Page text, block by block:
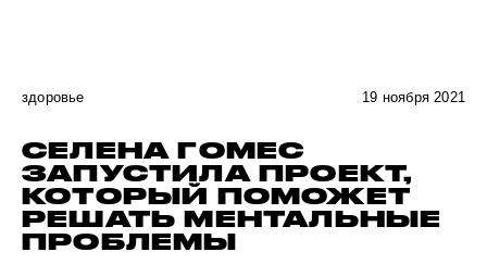
здоровье 19 ноября 2021
СЕЛЕНА ГОМЕС
ЗАПУСТИЛА ПРОЕКТ,
КОТОРЫЙ ПОМОЖЕТ
РЕШАТЬ МЕНТАЛЬНЫЕ
ПРОБЛЕМЫ